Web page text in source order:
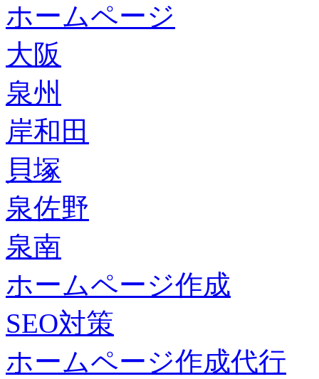
ホームページ
大阪
泉州
岸和田
貝塚
泉佐野
泉南
ホームページ作成
SEO対策
ホームページ作成代行